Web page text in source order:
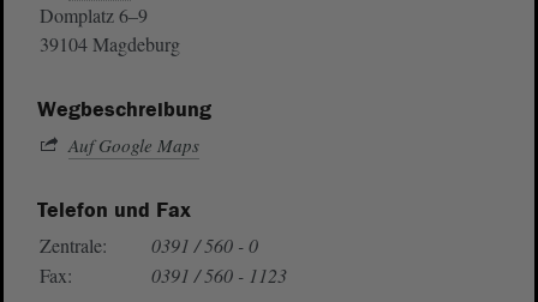
Domplatz 6–9
39104 Magdeburg
Wegbeschreibung
Auf Google Maps
Telefon und Fax
Zentrale:
0391 / 560 - 0
Fax:
0391 / 560 - 1123